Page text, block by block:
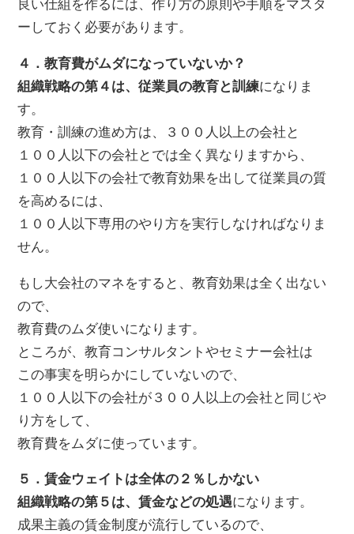
良い仕組を作るには、作り方の原則や手順をマスタ
ーしておく必要があります。
４．教育費がムダになっていないか？
組織戦略の第４は、従業員の教育と訓練になりま
す。
教育・訓練の進め方は、３００人以上の会社と
１００人以下の会社とでは全く異なりますから、
１００人以下の会社で教育効果を出して従業員の質
を高めるには、
１００人以下専用のやり方を実行しなければなりま
せん。
もし大会社のマネをすると、教育効果は全く出ない
ので、
教育費のムダ使いになります。
ところが、教育コンサルタントやセミナー会社は
この事実を明らかにしていないので、
１００人以下の会社が３００人以上の会社と同じや
り方をして、
教育費をムダに使っています。
５．賃金ウェイトは全体の２％しかない
組織戦略の第５は、賃金などの処遇になります。
成果主義の賃金制度が流行しているので、